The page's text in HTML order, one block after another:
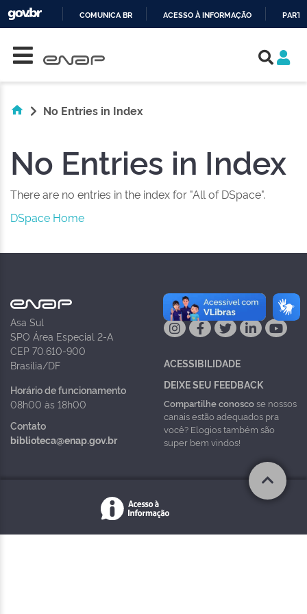
COMUNICA BR ACESSO À INFORMAÇÃO
No Entries in Index
No Entries in Index
There are no entries in the index for "All of DSpace".
DSpace Home
Asa Sul
SPO Área Especial 2-A
CEP 70.610-900
Brasília/DF
Horário de funcionamento
08h00 às 18h00
Contato
biblioteca@enap.gov.br
NAS REDES
ACESSIBILIDADE
DEIXE SEU FEEDBACK
Compartilhe conoscose nossos
canais estão adequados pra
você? Elogios também são
super bem vindos!